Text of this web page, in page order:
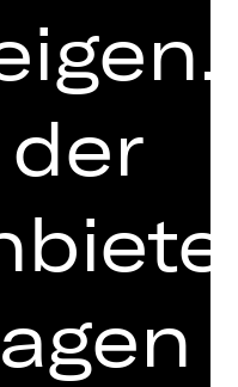
noch
den Polizeichef
hat, aber die
zelebriert
so
dass der